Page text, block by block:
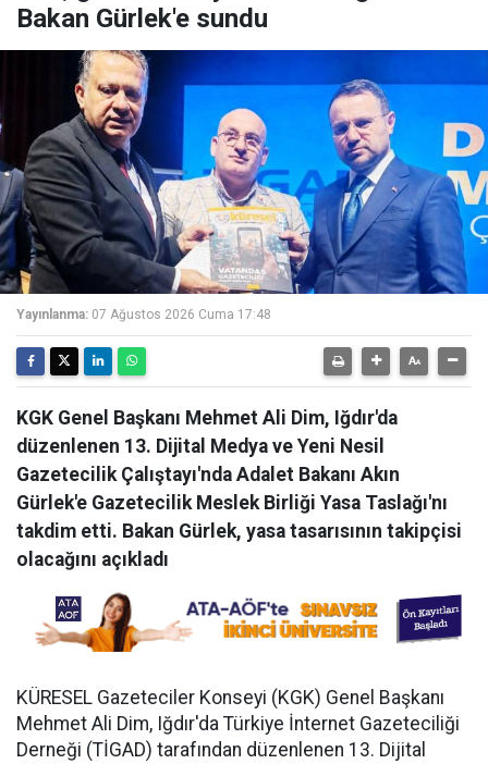
Bakan Gürlek'e sundu
Yayınlanma: 07 Ağustos 2026 Cuma 17:48
KGK Genel Başkanı Mehmet Ali Dim, Iğdır'da
düzenlenen 13. Dijital Medya ve Yeni Nesil
Gazetecilik Çalıştayı'nda Adalet Bakanı Akın
Gürlek'e Gazetecilik Meslek Birliği Yasa Taslağı'nı
takdim etti. Bakan Gürlek, yasa tasarısının takipçisi
olacağını açıkladı
KÜRESEL Gazeteciler Konseyi (KGK) Genel Başkanı
Mehmet Ali Dim, Iğdır'da Türkiye İnternet Gazeteciliği
Derneği (TİGAD) tarafından düzenlenen 13. Dijital